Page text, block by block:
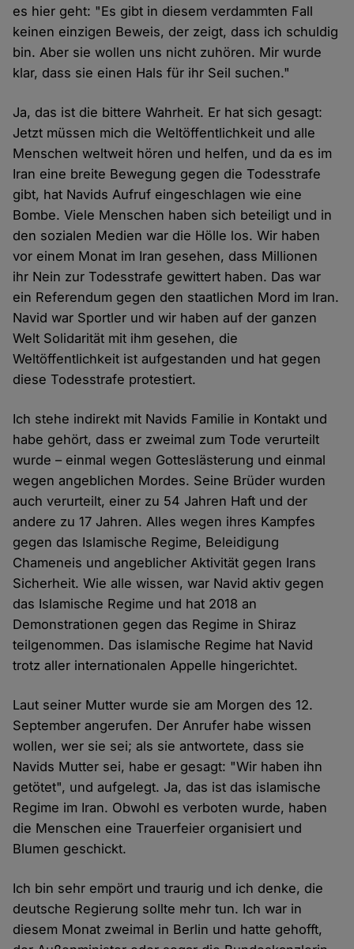
es hier geht: "Es gibt in diesem verdammten Fall
keinen einzigen Beweis, der zeigt, dass ich schuldig
bin. Aber sie wollen uns nicht zuhören. Mir wurde
klar, dass sie einen Hals für ihr Seil suchen."
Ja, das ist die bittere Wahrheit. Er hat sich gesagt:
Jetzt müssen mich die Weltöffentlichkeit und alle
Menschen weltweit hören und helfen, und da es im
Iran eine breite Bewegung gegen die Todesstrafe
gibt, hat Navids Aufruf eingeschlagen wie eine
Bombe. Viele Menschen haben sich beteiligt und in
den sozialen Medien war die Hölle los. Wir haben
vor einem Monat im Iran gesehen, dass Millionen
ihr Nein zur Todesstrafe gewittert haben. Das war
ein Referendum gegen den staatlichen Mord im Iran.
Navid war Sportler und wir haben auf der ganzen
Welt Solidarität mit ihm gesehen, die
Weltöffentlichkeit ist aufgestanden und hat gegen
diese Todesstrafe protestiert.
Ich stehe indirekt mit Navids Familie in Kontakt und
habe gehört, dass er zweimal zum Tode verurteilt
wurde – einmal wegen Gotteslästerung und einmal
wegen angeblichen Mordes. Seine Brüder wurden
auch verurteilt, einer zu 54 Jahren Haft und der
andere zu 17 Jahren. Alles wegen ihres Kampfes
gegen das Islamische Regime, Beleidigung
Chameneis und angeblicher Aktivität gegen Irans
Sicherheit. Wie alle wissen, war Navid aktiv gegen
das Islamische Regime und hat 2018 an
Demonstrationen gegen das Regime in Shiraz
teilgenommen. Das islamische Regime hat Navid
trotz aller internationalen Appelle hingerichtet.
Laut seiner Mutter wurde sie am Morgen des 12.
September angerufen. Der Anrufer habe wissen
wollen, wer sie sei; als sie antwortete, dass sie
Navids Mutter sei, habe er gesagt: "Wir haben ihn
getötet", und aufgelegt. Ja, das ist das islamische
Regime im Iran. Obwohl es verboten wurde, haben
die Menschen eine Trauerfeier organisiert und
Blumen geschickt.
Ich bin sehr empört und traurig und ich denke, die
deutsche Regierung sollte mehr tun. Ich war in
diesem Monat zweimal in Berlin und hatte gehofft,